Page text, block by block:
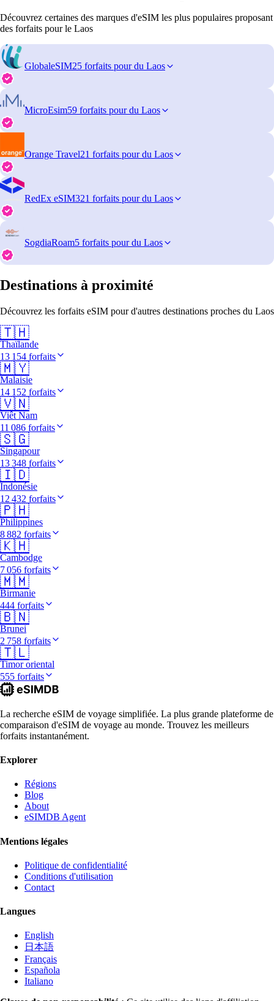
Découvrez certaines des marques d'eSIM les plus populaires proposant
des forfaits pour le Laos
GlobaleSIM25 forfaits pour du Laos
MicroEsim59 forfaits pour du Laos
Orange Travel21 forfaits pour du Laos
RedEx eSIM321 forfaits pour du Laos
SogdiaRoam5 forfaits pour du Laos
Destinations à proximité
Découvrez les forfaits eSIM pour d'autres destinations proches du Laos
🇹🇭
Thaïlande
13 154 forfaits
🇲🇾
Malaisie
14 152 forfaits
🇻🇳
Viêt Nam
11 086 forfaits
🇸🇬
Singapour
13 348 forfaits
🇮🇩
Indonésie
12 432 forfaits
🇵🇭
Philippines
8 882 forfaits
🇰🇭
Cambodge
7 056 forfaits
🇲🇲
Birmanie
444 forfaits
🇧🇳
Brunei
2 758 forfaits
🇹🇱
Timor oriental
555 forfaits
La recherche eSIM de voyage simplifiée. La plus grande plateforme de
comparaison d'eSIM de voyage au monde. Trouvez les meilleurs
forfaits instantanément.
Explorer
Régions
Blog
About
eSIMDB Agent
Mentions légales
Politique de confidentialité
Conditions d'utilisation
Contact
Langues
English
日本語
Français
Española
Italiano